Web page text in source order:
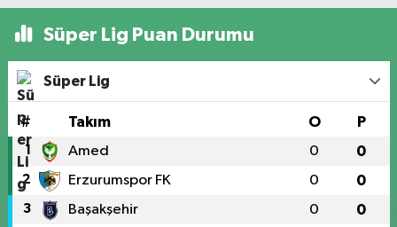
Süper Lig Puan Durumu
Süper Lig
# Takım O P
1 Amed 0 0
2 Erzurumspor FK 0 0
3 Başakşehir 0 0